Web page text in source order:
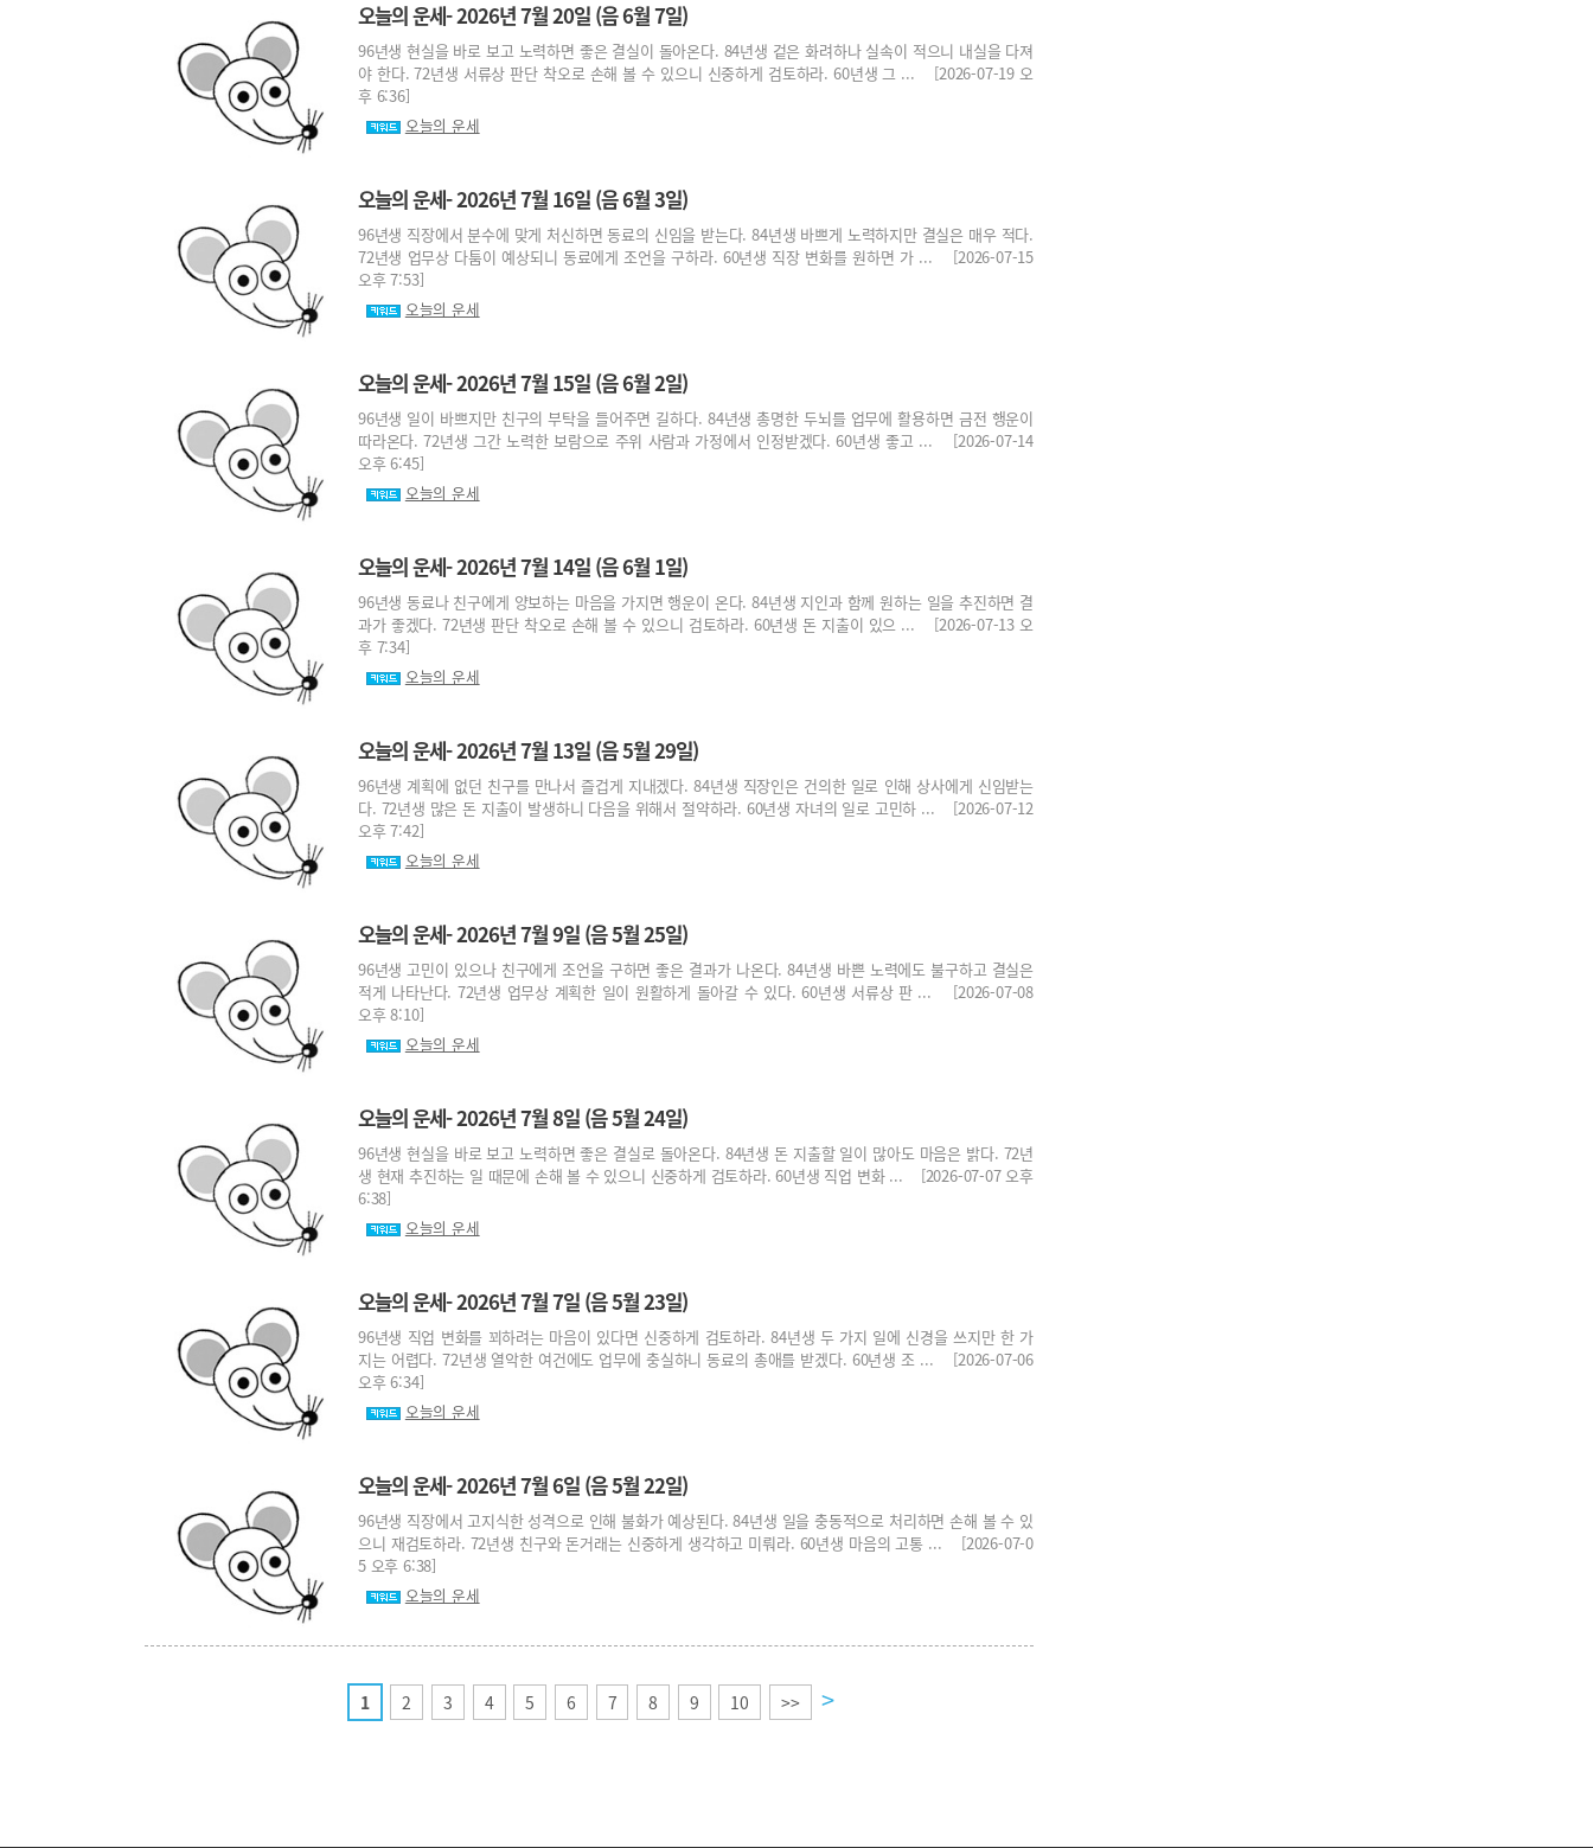
오늘의 운세- 2026년 7월 20일 (음 6월 7일)
96년생 현실을 바로 보고 노력하면 좋은 결실이 돌아온다. 84년생 겉은 화려하나 실속이 적으니 내실을 다져
야 한다. 72년생 서류상 판단 착오로 손해 볼 수 있으니 신중하게 검토하라. 60년생 그 ... [2026-07-19 오
후 6:36]
오늘의 운세
오늘의 운세- 2026년 7월 16일 (음 6월 3일)
96년생 직장에서 분수에 맞게 처신하면 동료의 신임을 받는다. 84년생 바쁘게 노력하지만 결실은 매우 적다.
72년생 업무상 다툼이 예상되니 동료에게 조언을 구하라. 60년생 직장 변화를 원하면 가 ... [2026-07-15
오후 7:53]
오늘의 운세
오늘의 운세- 2026년 7월 15일 (음 6월 2일)
96년생 일이 바쁘지만 친구의 부탁을 들어주면 길하다. 84년생 총명한 두뇌를 업무에 활용하면 금전 행운이
따라온다. 72년생 그간 노력한 보람으로 주위 사람과 가정에서 인정받겠다. 60년생 좋고 ... [2026-07-14
오후 6:45]
오늘의 운세
오늘의 운세- 2026년 7월 14일 (음 6월 1일)
96년생 동료나 친구에게 양보하는 마음을 가지면 행운이 온다. 84년생 지인과 함께 원하는 일을 추진하면 결
과가 좋겠다. 72년생 판단 착오로 손해 볼 수 있으니 검토하라. 60년생 돈 지출이 있으 ... [2026-07-13 오
후 7:34]
오늘의 운세
오늘의 운세- 2026년 7월 13일 (음 5월 29일)
96년생 계획에 없던 친구를 만나서 즐겁게 지내겠다. 84년생 직장인은 건의한 일로 인해 상사에게 신임받는
다. 72년생 많은 돈 지출이 발생하니 다음을 위해서 절약하라. 60년생 자녀의 일로 고민하 ... [2026-07-12
오후 7:42]
오늘의 운세
오늘의 운세- 2026년 7월 9일 (음 5월 25일)
96년생 고민이 있으나 친구에게 조언을 구하면 좋은 결과가 나온다. 84년생 바쁜 노력에도 불구하고 결실은
적게 나타난다. 72년생 업무상 계획한 일이 원활하게 돌아갈 수 있다. 60년생 서류상 판 ... [2026-07-08
오후 8:10]
오늘의 운세
오늘의 운세- 2026년 7월 8일 (음 5월 24일)
96년생 현실을 바로 보고 노력하면 좋은 결실로 돌아온다. 84년생 돈 지출할 일이 많아도 마음은 밝다. 72년
생 현재 추진하는 일 때문에 손해 볼 수 있으니 신중하게 검토하라. 60년생 직업 변화 ... [2026-07-07 오후
6:38]
오늘의 운세
오늘의 운세- 2026년 7월 7일 (음 5월 23일)
96년생 직업 변화를 꾀하려는 마음이 있다면 신중하게 검토하라. 84년생 두 가지 일에 신경을 쓰지만 한 가
지는 어렵다. 72년생 열악한 여건에도 업무에 충실하니 동료의 총애를 받겠다. 60년생 조 ... [2026-07-06
오후 6:34]
오늘의 운세
오늘의 운세- 2026년 7월 6일 (음 5월 22일)
96년생 직장에서 고지식한 성격으로 인해 불화가 예상된다. 84년생 일을 충동적으로 처리하면 손해 볼 수 있
으니 재검토하라. 72년생 친구와 돈거래는 신중하게 생각하고 미뤄라. 60년생 마음의 고통 ... [2026-07-0
5 오후 6:38]
오늘의 운세
1 2 3 4 5 6 7 8 9 10 >> >